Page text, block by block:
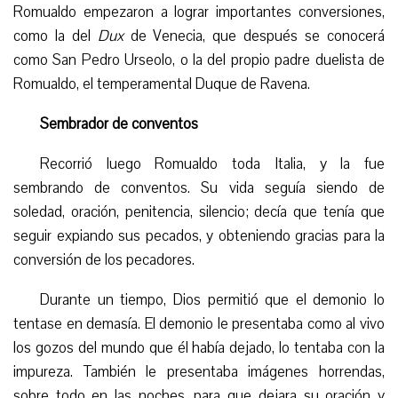
Romualdo empezaron a lograr importantes conversiones,
como la del Duxde Venecia, que después se conocerá
como San Pedro Urseolo, o la del propio padre duelista de
Romualdo, el temperamental Duque de Ravena.
Sembrador de conventos
Recorrió luego Romualdo toda Italia, y la fue
sembrando de conventos. Su vida seguía siendo de
soledad, oración, penitencia, silencio; decía que tenía que
seguir expiando sus pecados, y obteniendo gracias para la
conversión de los pecadores.
Durante un tiempo, Dios permitió que el demonio lo
tentase en demasía. El demonio le presentaba como al vivo
los gozos del mundo que él había dejado, lo tentaba con la
impureza. También le presentaba imágenes horrendas,